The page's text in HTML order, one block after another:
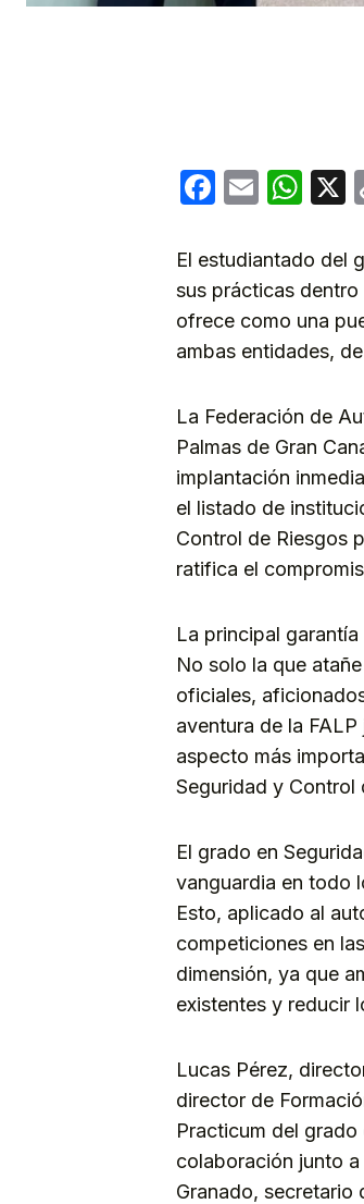
Email
El estudiantado del
sus prácticas
ofrece como una
ambas entidades,
La Federación de
Palmas de Gran
implantación
el listado de
Control de Riesgos
ratifica el
La principal
No solo la que
oficiales,
aventura de la
aspecto más
Seguridad y Control
El grado en
vanguardia en todo
Esto, aplicado al
competiciones en
dimensión, ya que
existentes y reducir
Lucas Pérez,
director de
Practicum del
colaboración junto
Granado, secretario